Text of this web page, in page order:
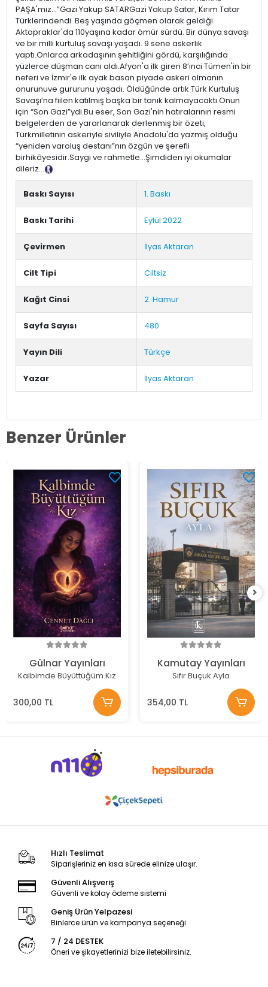
PAŞA'mız...”Gazi Yakup SATARGazi Yakup Satar, Kırım Tatar
Türklerindendi. Beş yaşında göçmen olarak geldiği
Aktopraklar'da 110yaşına kadar ömür sürdü. Bir dünya savaşı
ve bir milli kurtuluş savaşı yaşadı. 9 sene askerlik
yaptı.Onlarca arkadaşının şehitliğini gördü, karşılığında
yüzlerce düşman canı aldı.Afyon'a ilk giren 8’inci Tümen'in bir
neferi ve İzmir'e ilk ayak basan piyade askeri olmanın
onurunuve gururunu yaşadı. Öldüğünde artık Türk Kurtuluş
Savaşı’na fiilen katılmış başka bir tanık kalmayacaktı.Onun
için “Son Gazi”ydi.Bu eser, Son Gazi'nin hatıralarının resmi
belgelerden de yararlanarak derlenmiş bir özeti,
Türkmilletinin askeriyle siviliyle Anadolu'da yazmış olduğu
“yeniden varoluş destanı”nın özgün ve şerefli
birhikâyesidir.Saygı ve rahmetle...Şimdiden iyi okumalar
dileriz…
Baskı Sayısı 1. Baskı
Baskı Tarihi Eylül 2022
Çevirmen İlyas Aktaran
Cilt Tipi Ciltsiz
Kağıt Cinsi 2. Hamur
Sayfa Sayısı 480
Yayın Dili Türkçe
Yazar İlyas Aktaran
Benzer Ürünler
Gülnar Yayınları
Kalbimde Büyüttüğüm Kız
300,00 TL
Kamutay Yayınları
Sıfır Buçuk Ayla
354,00 TL
Hızlı Teslimat
Siparişleriniz en kısa sürede elinize ulaşır.
Güvenli Alışveriş
Güvenli ve kolay ödeme sistemi
Geniş Ürün Yelpazesi
Binlerce ürün ve kampanya seçeneği
7 / 24 DESTEK
Öneri ve şikayetlerinizi bize iletebilirsiniz.